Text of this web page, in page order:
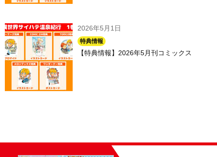
2026年5月1日
特典情報
【特典情報】2026年5月刊コミックス